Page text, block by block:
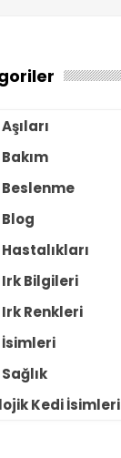
Irk Bilgileri
Renkleri
İsimleri
Kedi İsimleri